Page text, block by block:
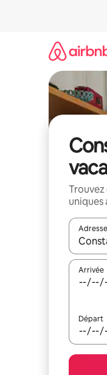
uniques
Adresse
Arrivée
Départ